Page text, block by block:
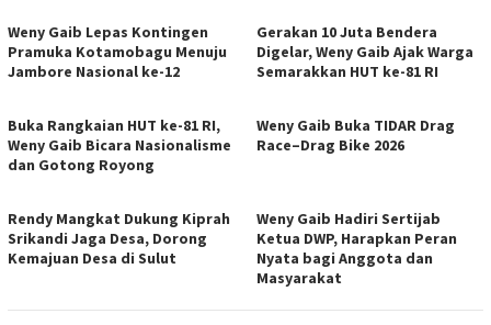
Weny Gaib Lepas Kontingen
Pramuka Kotamobagu Menuju
Jambore Nasional ke-12
Gerakan 10 Juta Bendera
Digelar, Weny Gaib Ajak Warga
Semarakkan HUT ke-81 RI
Buka Rangkaian HUT ke-81 RI,
Weny Gaib Bicara Nasionalisme
dan Gotong Royong
Weny Gaib Buka TIDAR Drag
Race–Drag Bike 2026
Rendy Mangkat Dukung Kiprah
Srikandi Jaga Desa, Dorong
Kemajuan Desa di Sulut
Weny Gaib Hadiri Sertijab
Ketua DWP, Harapkan Peran
Nyata bagi Anggota dan
Masyarakat